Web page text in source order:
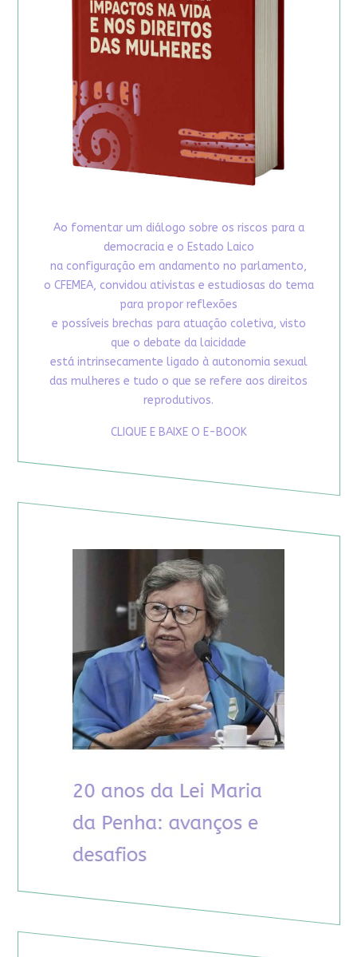
Ao fomentar um diálogo sobre os riscos para a
democracia e o Estado Laico
na configuração em andamento no parlamento,
o CFEMEA, convidou ativistas e estudiosas do tema
para propor reflexões
e possíveis brechas para atuação coletiva, visto
que o debate da laicidade
está intrinsecamente ligado à autonomia sexual
das mulheres e tudo o que se refere aos direitos
reprodutivos.
CLIQUE E BAIXE O E-BOOK